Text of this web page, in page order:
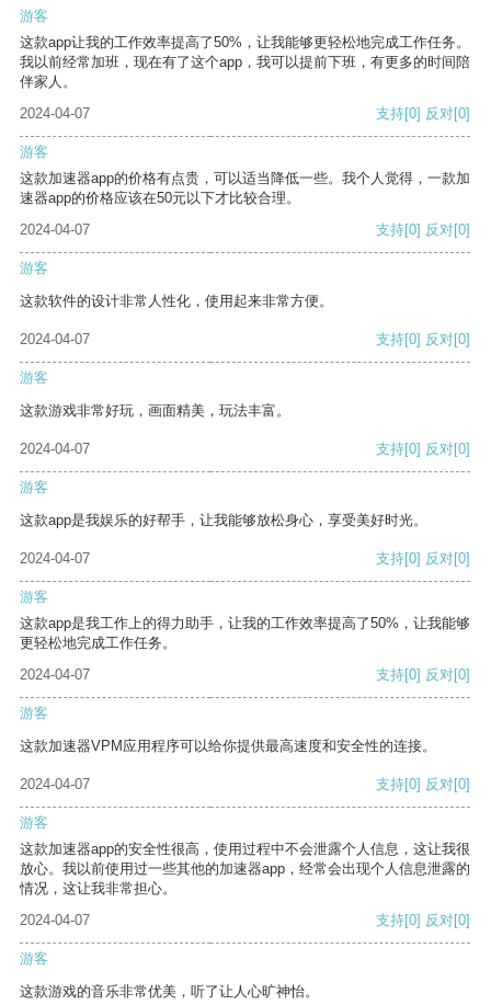
游客
这款app让我的工作效率提高了50%，让我能够更轻松地完成工作任务。
我以前经常加班，现在有了这个app，我可以提前下班，有更多的时间陪
伴家人。
2024-04-07
支持[0] 反对[0]
游客
这款加速器app的价格有点贵，可以适当降低一些。我个人觉得，一款加
速器app的价格应该在50元以下才比较合理。
2024-04-07
支持[0] 反对[0]
游客
这款软件的设计非常人性化，使用起来非常方便。
2024-04-07 支持[0] 反对[0]
游客
这款游戏非常好玩，画面精美，玩法丰富。
2024-04-07 支持[0] 反对[0]
游客
这款app是我娱乐的好帮手，让我能够放松身心，享受美好时光。
2024-04-07 支持[0] 反对[0]
游客
这款app是我工作上的得力助手，让我的工作效率提高了50%，让我能够
更轻松地完成工作任务。
2024-04-07
支持[0] 反对[0]
游客
这款加速器VPM应用程序可以给你提供最高速度和安全性的连接。
2024-04-07 支持[0] 反对[0]
游客
这款加速器app的安全性很高，使用过程中不会泄露个人信息，这让我很
放心。我以前使用过一些其他的加速器app，经常会出现个人信息泄露的
情况，这让我非常担心。
2024-04-07
支持[0] 反对[0]
游客
这款游戏的音乐非常优美，听了让人心旷神怡。